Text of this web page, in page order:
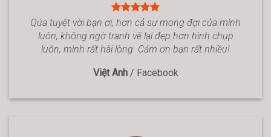
Qúa tuyệt vời bạn ơi, hơn cả sự mong đợi của mình
luôn, không ngờ tranh vẽ lại đẹp hơn hình chụp
luôn, mình rất hài lòng. Cảm ơn bạn rất nhiều!
Việt Anh / Facebook